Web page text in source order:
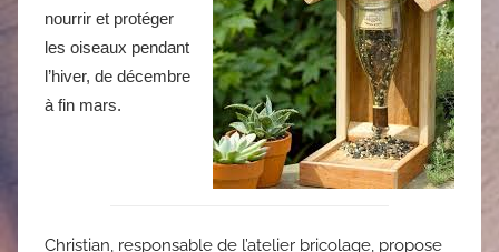
nourrir et protéger
les oiseaux pendant
l’hiver, de décembre
à fin mars.
Christian, responsable de l’atelier bricolage, propose